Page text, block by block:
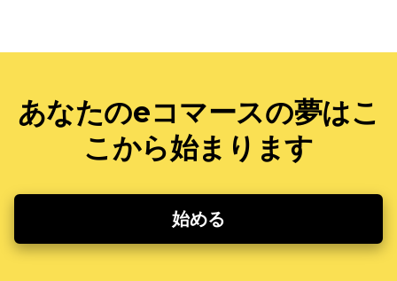
あなたのeコマースの夢はこ
こから始まります
始める